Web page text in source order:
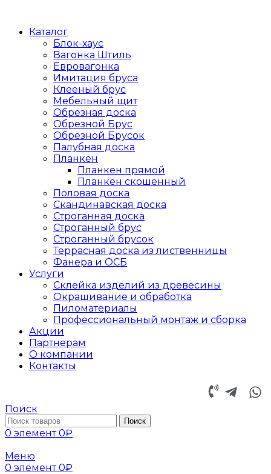
Каталог
Блок-хаус
Вагонка Штиль
Евровагонка
Имитация бруса
Клееный брус
Мебельный щит
Обрезная доска
Обрезной Брус
Обрезной Брусок
Палубная доска
Планкен
Планкен прямой
Планкен скошенный
Половая доска
Скандинавская доска
Строганная доска
Строганный брус
Строганный брусок
Террасная доска из лиственницы
Фанера и ОСБ
Услуги
Склейка изделий из древесины
Окрашивание и обработка
Пиломатериалы
Профессиональный монтаж и сборка
Акции
Партнерам
О компании
Контакты
Поиск
Поиск
0 элемент 0₽
Меню
0 элемент 0₽